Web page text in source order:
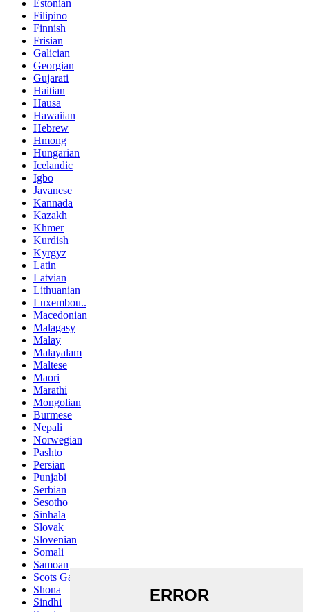
Estonian
Filipino
Finnish
Frisian
Galician
Georgian
Gujarati
Haitian
Hausa
Hawaiian
Hebrew
Hmong
Hungarian
Icelandic
Igbo
Javanese
Kannada
Kazakh
Khmer
Kurdish
Kyrgyz
Latin
Latvian
Lithuanian
Luxembou..
Macedonian
Malagasy
Malay
Malayalam
Maltese
Maori
Marathi
Mongolian
Burmese
Nepali
Norwegian
Pashto
Persian
Punjabi
Serbian
Sesotho
Sinhala
Slovak
Slovenian
Somali
Samoan
Scots Gaelic
Shona
Sindhi